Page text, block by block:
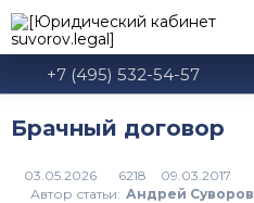
+7 (495) 532-54-57
Брачный договор
6218
Автор статьи: Андрей Суворов